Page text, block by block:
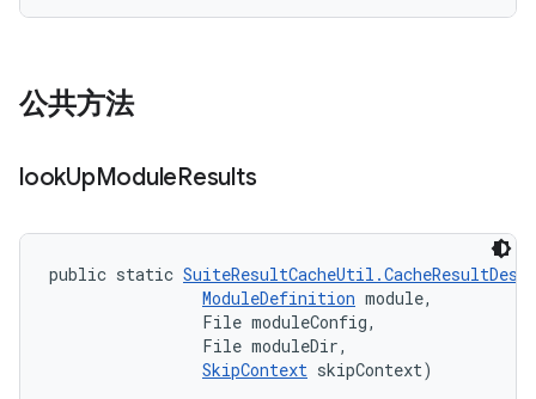
公共方法
lookUpModuleResults
public static
ModuleDefinition module,
                File moduleConfig,
                File moduleDir,
SkipContext skipContext)